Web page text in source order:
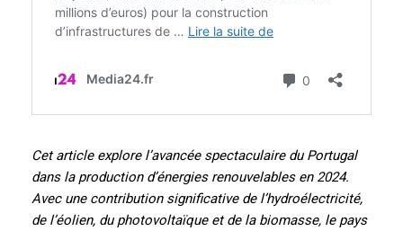
Cet article explore l’avancée spectaculaire du Portugal
dans la production d’énergies renouvelables en 2024.
Avec une contribution significative de l’hydroélectricité,
de l’éolien, du photovoltaïque et de la biomasse, le pays